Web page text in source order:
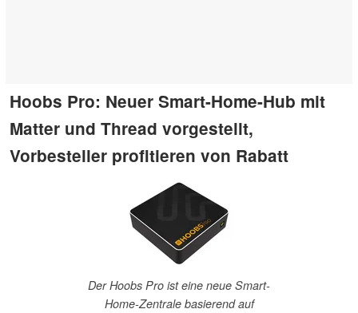
Hoobs Pro: Neuer Smart-Home-Hub mit
Matter und Thread vorgestellt,
Vorbesteller profitieren von Rabatt
Der Hoobs Pro ist eine neue Smart-
Home-Zentrale basierend auf